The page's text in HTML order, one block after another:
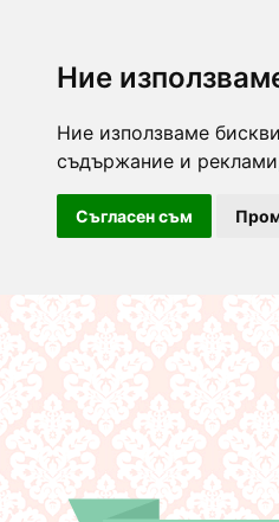
Ние
Ние използваме
съдържание и
Съгласен съм